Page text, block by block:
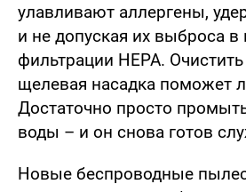
улавливают аллергены,
и не допуская их выброса в
фильтрации HEPA.
щелевая насадка поможет
Достаточно просто
воды – и он снова готов
Новые беспроводные